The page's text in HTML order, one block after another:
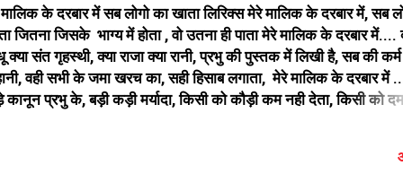
के दरबार में सब लोगो का खाता लिरिक्स मेरे मालिक के दरबार में, सब
जितना जिसके भाग्य में होता , वो उतना ही पाता मेरे मालिक के दरबार में....
क्या संत गृहस्थी, क्या राजा क्या रानी, प्रभु की पुस्तक में लिखी है, सब की कर्म
वही सभी के जमा खरच का, सही हिसाब लगाता, मेरे मालिक के दरबार में
प्रभु के, बड़ी कड़ी मर्यादा, किसी को कौड़ी कम नही देता, किसी को